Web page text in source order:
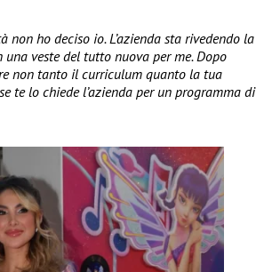
non ho deciso io. L’azienda sta rivedendo la
veste del tutto nuova per me. Dopo
non tanto il curriculum quanto la tua
te lo chiede l’azienda per un programma di